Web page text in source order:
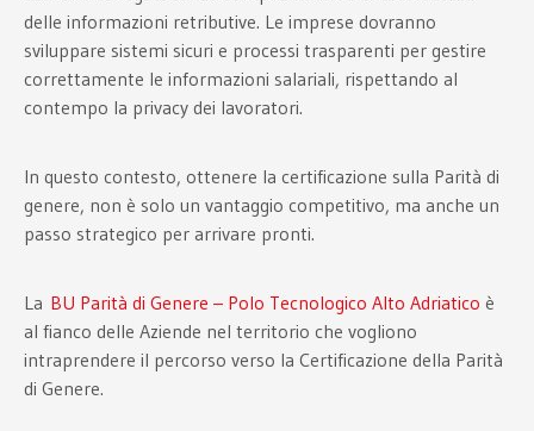
delle informazioni retributive. Le imprese dovranno
sviluppare sistemi sicuri e processi trasparenti per gestire
correttamente le informazioni salariali, rispettando al
contempo la privacy dei lavoratori.
In questo contesto, ottenere la certificazione sulla Parità di
genere, non è solo un vantaggio competitivo, ma anche un
passo strategico per arrivare pronti.
La BU Parità di Genere – Polo Tecnologico Alto Adriatico è
al fianco delle Aziende nel territorio che vogliono
intraprendere il percorso verso la Certificazione della Parità
di Genere.